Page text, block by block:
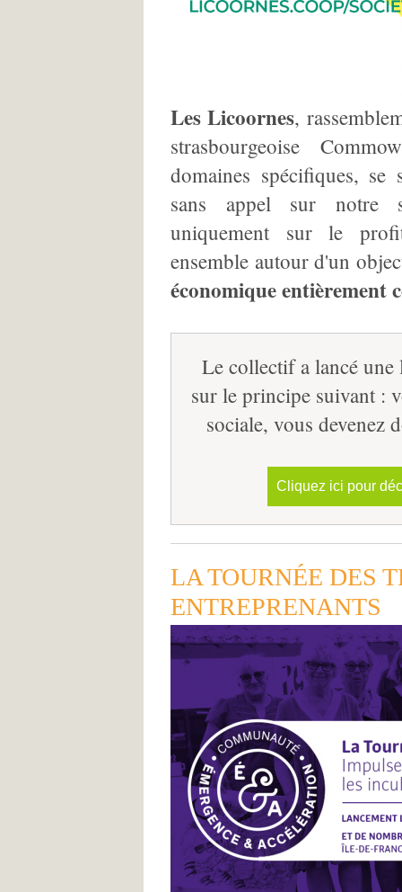
Les Licoornes,
strasbourgeoise
domaines spécifiques, se
sans appel sur notre
uniquement sur le
ensemble autour d'un
économique entièrement
Le collectif a lancé une
sur le principe suivant :
sociale, vous devenez
Cliquez ici pour
LA TOURNÉE DES
ENTREPRENANTS